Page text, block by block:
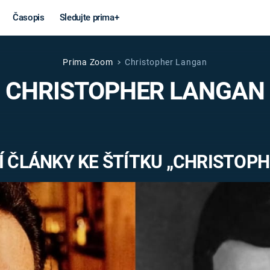
Časopis Sledujte prima+
Věda a
technika
MARS
Války
VÁLEČNÉ
Záhady a
Prima Zoom Christopher Langan
CHRISTOPHER LANGAN
KE ŠTÍTKU